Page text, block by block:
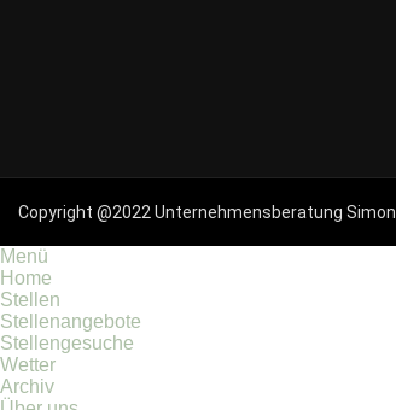
Copyright @2022 Unternehmensberatung Simon
Menü
Home
Stellen
Stellenangebote
Stellengesuche
Wetter
Archiv